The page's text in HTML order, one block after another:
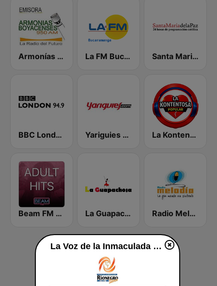
Armonías Boyacenses La FM Bucaramanga Santa Maria de la Paz 1560 AM
BBC London Yariguies Stereo 102.7 FM La Kontentosa Popular
Beam FM - Adult Hits La Guapachosa 105.1 FM Radio Melodía Bucaramanga
La Voz de la Inmaculada 103.2 FM en vivo